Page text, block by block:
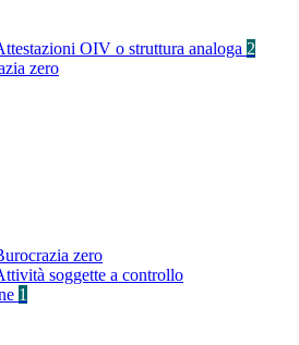
OIV o struttura analoga 2
zero
zero
soggette a controllo
1